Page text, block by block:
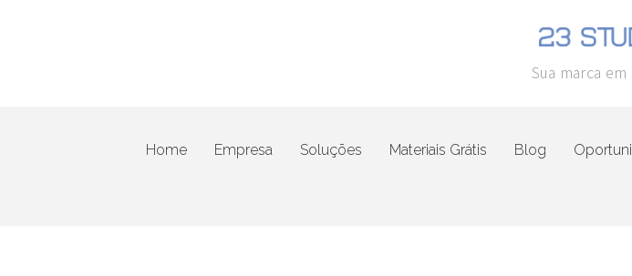
Sua marca
Home Empresa Soluções Materiais Grátis Blog